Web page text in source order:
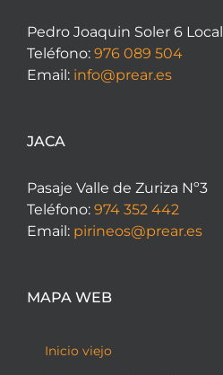
Pedro Joaquin Soler 6 Local
Teléfono: 976 089 504
Email: info@prear.es
JACA
Pasaje Valle de Zuriza Nº3
Teléfono: 974 352 442
Email: pirineos@prear.es
MAPA WEB
Inicio viejo